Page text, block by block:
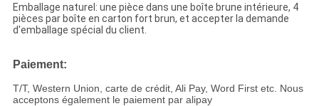
Emballage naturel: une pièce dans une boîte brune intérieure, 4
pièces par boîte en carton fort brun, et accepter la demande
d'emballage spécial du client.
Paiement:
T/T, Western Union, carte de crédit, Ali Pay, Word First etc. Nous
acceptons également le paiement par alipay